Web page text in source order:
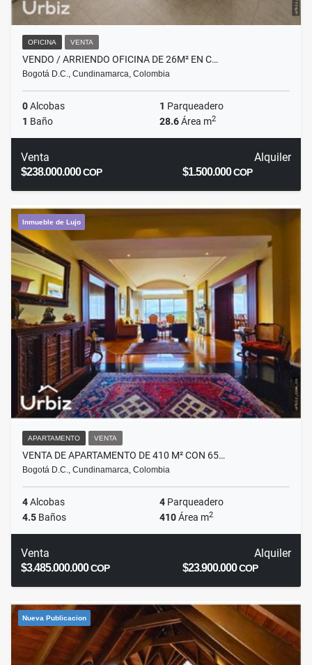
OFICINA VENTA
VENDO / ARRIENDO OFICINA DE 26M² EN C…
Bogotá D.C., Cundinamarca, Colombia
0Alcobas 1 Parqueadero
1 Baño 28.6Área m2
Venta
$238.000.000COP
Alquiler
$1.500.000COP
Inmueble de Lujo
APARTAMENTO VENTA
VENTA DE APARTAMENTO DE 410 M² CON 65…
Bogotá D.C., Cundinamarca, Colombia
4Alcobas 4 Parqueadero
4.5 Baños 410Área m2
Venta
$3.485.000.000COP
Alquiler
$23.900.000COP
Nueva Publicacion